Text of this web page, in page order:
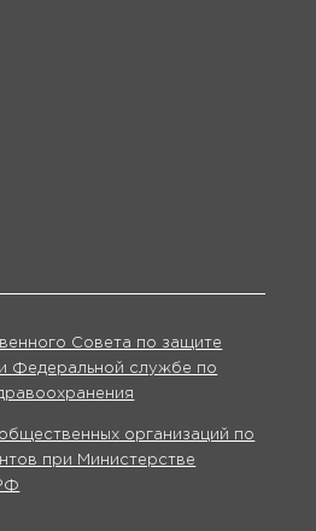
Совета по защите
Федеральной службе по
организаций по
при Министерстве